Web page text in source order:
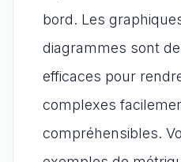
bord. Les
diagrammes sont
efficaces pour
complexes
compréhensibles.